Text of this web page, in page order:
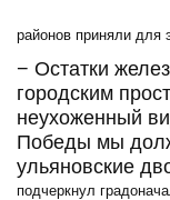
районов приняли для
− Остатки
городским
неухоженный
Победы мы
ульяновские
подчеркнул